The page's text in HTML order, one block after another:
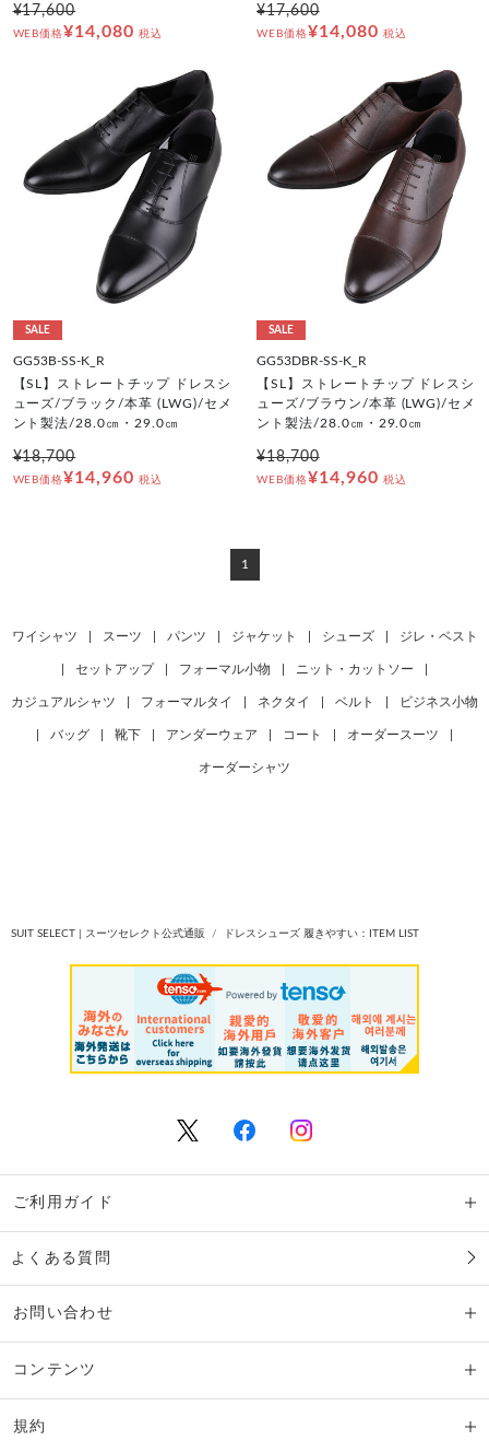
¥17,600
WEB価格¥14,080 税込
¥17,600
WEB価格¥14,080 税込
SALE
GG53B-SS-K_R
【SL】ストレートチップ ドレスシ
ューズ/ブラック/本革 (LWG)/セメ
ント製法/28.0㎝・29.0㎝
¥18,700
WEB価格¥14,960 税込
SALE
GG53DBR-SS-K_R
【SL】ストレートチップ ドレスシ
ューズ/ブラウン/本革 (LWG)/セメ
ント製法/28.0㎝・29.0㎝
¥18,700
WEB価格¥14,960 税込
1
ワイシャツ スーツ パンツ ジャケット シューズ ジレ・ベスト
セットアップ フォーマル小物 ニット・カットソー
カジュアルシャツ フォーマルタイ ネクタイ ベルト ビジネス小物
バッグ 靴下 アンダーウェア コート オーダースーツ
オーダーシャツ
SUIT SELECT | スーツセレクト公式通販 ドレスシューズ 履きやすい：ITEM LIST
ご利用ガイド
よくある質問
お問い合わせ
コンテンツ
規約